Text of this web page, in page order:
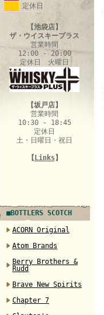
定休日
【池袋店】
ザ・ウイスキープラス
営業時間
12:00 - 20:00
定休日 火曜日
【坂戸店】
営業時間
10:30 - 18:45
定休日
土・日曜日・祝日
【 Links】
■BOTTLERS SCOTCH
ACORN Original
Atom Brands
Berry Brothers &
Rudd
Brave New Spirits
Chapter 7